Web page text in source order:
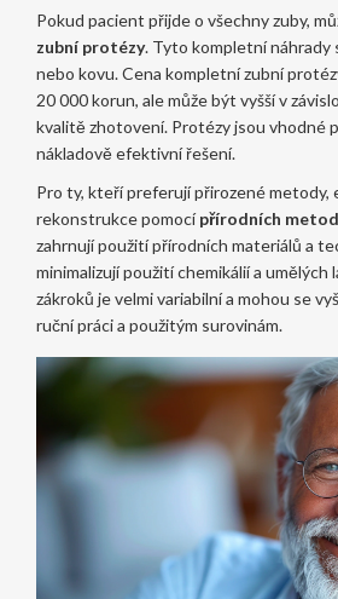
Pokud pacient přijde o všechny zuby,
zubní protézy. Tyto kompletní náhrady
nebo kovu. Cena kompletní zubní
20 000 korun, ale může být vyšší v
kvalitě zhotovení. Protézy jsou vhodné
nákladově efektivní řešení.
Pro ty, kteří preferují přirozené metody,
rekonstrukce pomocípřírodních metod
zahrnují použití přírodních materiálů a
minimalizují použití chemikálií a
zákroků je velmi variabilní a mohou se
ruční práci a použitým surovinám.